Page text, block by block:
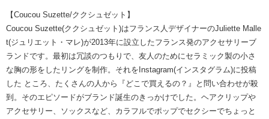
【Coucou Suzette/ククシュゼット】
Coucou Suzette(ククシュゼット)はフランス人デザイナーのJuliette Malle
t(ジュリエット・マレ)が2013年に設立したフランス発のアクセサリーブ
ランドです。最初は冗談のつもりで、友人のためにセラミック製の小さ
な胸の形をしたリングを制作。それをInstagram(インスタグラム)に投稿
した ところ、たくさんの人から『どこで買えるの？』と問い合わせが殺
到。そのエピソードがブランド誕生のきっかけでした。ヘアクリップや
アクセサリー、ソックスなど、カラフルでポップでセクシーでちょっと